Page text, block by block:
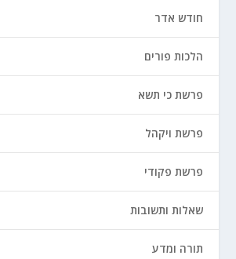
חודש אדר
הלכות פורים
פרשת כי תשא
פרשת ויקהל
פרשת פקודי
שאלות ותשובות
תורה ומדע